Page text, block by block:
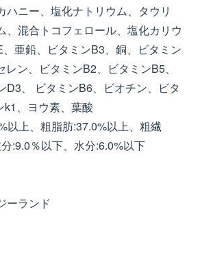
ハニー、塩化ナトリウム、タウリ
、混合トコフェロール、塩化カリウ
亜鉛、ビタミンB3、銅、ビタミン
ン、ビタミンB2、ビタミンB5、
D3、 ビタミンB6、ビオチン、ビタ
k1、ヨウ素、葉酸
以上、粗脂肪:37.0%以上、粗繊
:9.0％以下、水分:6.0%以下
ーランド